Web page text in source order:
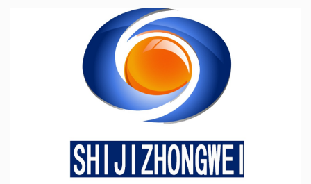
无人机检测、无人机编队、无人机技术培训和无人机方案策划及技